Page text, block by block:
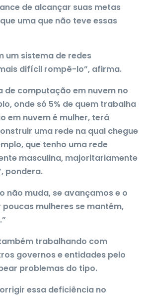
de alcançar suas metas
uma que não teve essas
um sistema de redes
difícil rompê-lo”, afirma.
de computação em nuvem no
onde só 5% de quem trabalha
em nuvem é mulher, terá
uma rede na qual chegue
que tenho uma rede
masculina, majoritariamente
pondera.
não muda, se avançamos e o
mulheres se mantém,
trabalhando com
governos e entidades pelo
problemas do tipo.
essa deficiência no